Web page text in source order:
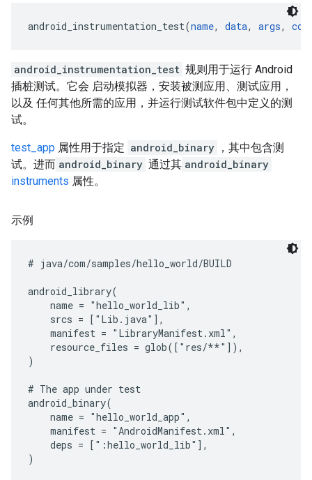
android_instrumentation_test(name, data, args,
android_instrumentation_test 规则用于运行 Android
插桩测试。它会 启动模拟器，安装被测应用、测试应用，
以及 任何其他所需的应用，并运行测试软件包中定义的测
试。
test_app 属性用于指定 android_binary ，其中包含测
试。进而 android_binary 通过其 android_binary
instruments 属性。
示例
# java/com/samples/hello_world/BUILD
android_library(
    name = "hello_world_lib",
    srcs = ["Lib.java"],
    manifest = "LibraryManifest.xml",
    resource_files = glob(["res/**"]),
)
# The app under test
android_binary(
    name = "hello_world_app",
    manifest = "AndroidManifest.xml",
    deps = [":hello_world_lib"],